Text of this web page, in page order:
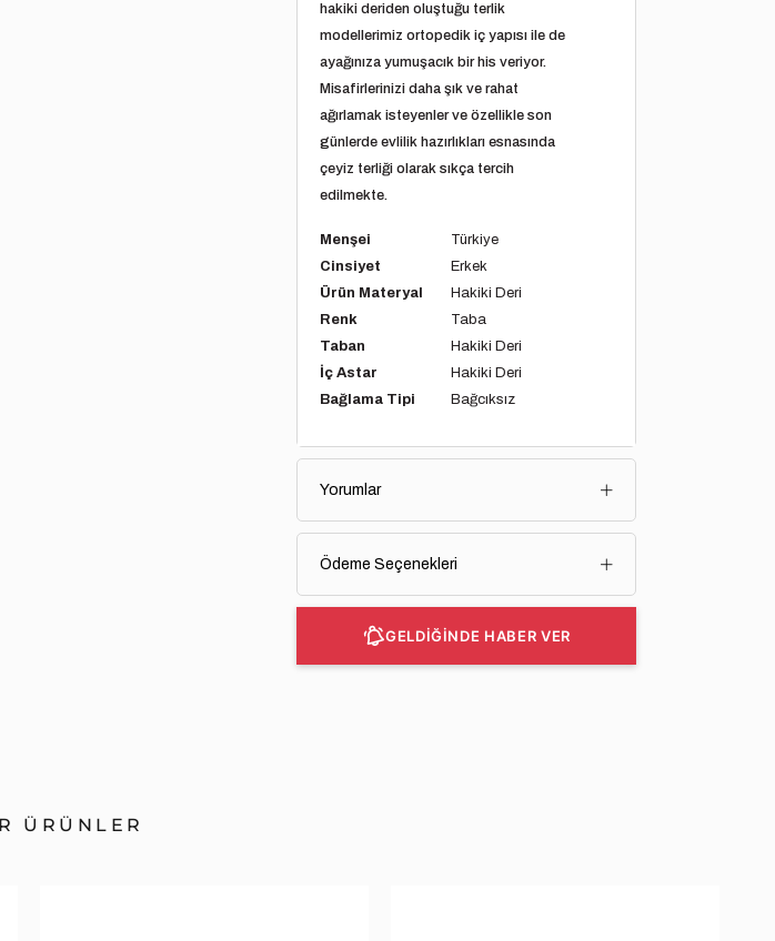
hakiki deriden oluştuğu terlik
modellerimiz ortopedik iç yapısı ile de
ayağınıza yumuşacık bir his veriyor.
Misafirlerinizi daha şık ve rahat
ağırlamak isteyenler ve özellikle son
günlerde evlilik hazırlıkları esnasında
çeyiz terliği olarak sıkça tercih
edilmekte.
Menşei
Türkiye
Cinsiyet
Erkek
Ürün Materyal
Hakiki Deri
Renk
Taba
Taban
Hakiki Deri
İç Astar
Hakiki Deri
Bağlama Tipi
Bağcıksız
Yorumlar
Ödeme Seçenekleri
GELDİĞİNDE HABER VER
ÜRÜNLER